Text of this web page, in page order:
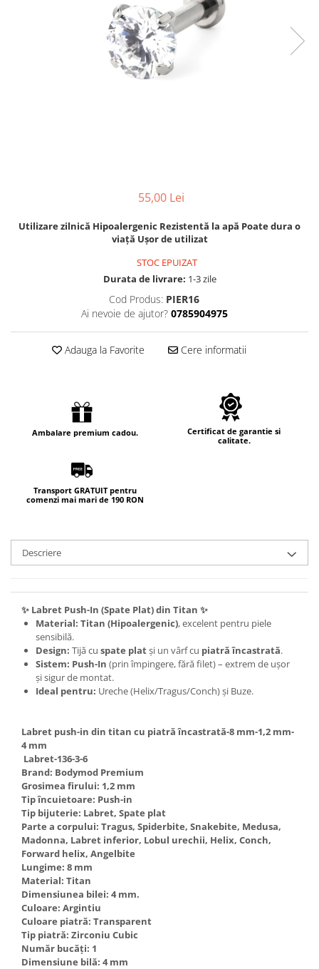
55,00 Lei
Utilizare zilnică Hipoalergenic Rezistentă la apă Poate dura o
viață Ușor de utilizat
STOC EPUIZAT
Durata de livrare: 1-3 zile
Cod Produs: PIER16
Ai nevoie de ajutor? 0785904975
Adauga la Favorite Cere informatii
Ambalare premium cadou.
Certificat de garantie si
calitate.
Transport GRATUIT pentru
comenzi mai mari de 190 RON
Descriere
✨ Labret Push-In (Spate Plat) din Titan ✨
Material: Titan (Hipoalergenic), excelent pentru piele
sensibilă.
Design: Tijă cu spate platși un vârf cu piatră încastrată.
Sistem: Push-In (prin împingere, fără filet) – extrem de ușor
și sigur de montat.
Ideal pentru: Ureche (Helix/Tragus/Conch) și Buze.
Labret push-in din titan cu piatră încastrată-8 mm-1,2 mm-
4 mm
Labret-136-3-6
Brand: Bodymod Premium
Grosimea firului: 1,2 mm
Tip încuietoare: Push-in
Tip bijuterie: Labret, Spate plat
Parte a corpului: Tragus, Spiderbite, Snakebite, Medusa,
Madonna, Labret inferior, Lobul urechii, Helix, Conch,
Forward helix, Angelbite
Lungime: 8 mm
Material: Titan
Dimensiunea bilei: 4 mm.
Culoare: Argintiu
Culoare piatră: Transparent
Tip piatră: Zirconiu Cubic
Număr bucăți: 1
Dimensiune bilă: 4 mm